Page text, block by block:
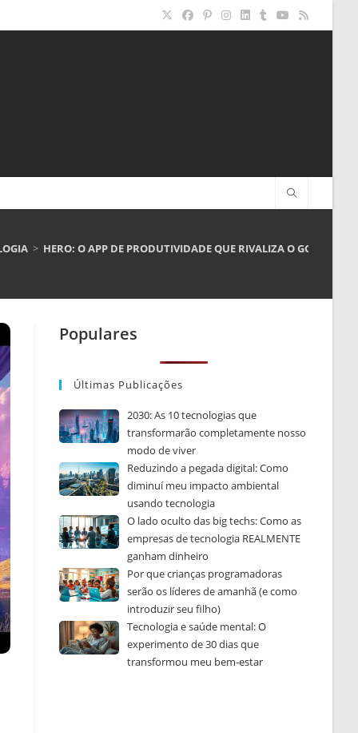
> HERO: O APP DE PRODUTIVIDADE QUE RIVALIZA O GOOGLE
Populares
Últimas Publicações
2030: As 10 tecnologias que
transformarão completamente nosso
modo de viver
Reduzindo a pegada digital: Como
diminuí meu impacto ambiental
usando tecnologia
O lado oculto das big techs: Como as
empresas de tecnologia REALMENTE
ganham dinheiro
Por que crianças programadoras
serão os líderes de amanhã (e como
introduzir seu filho)
Tecnologia e saúde mental: O
experimento de 30 dias que
transformou meu bem-estar